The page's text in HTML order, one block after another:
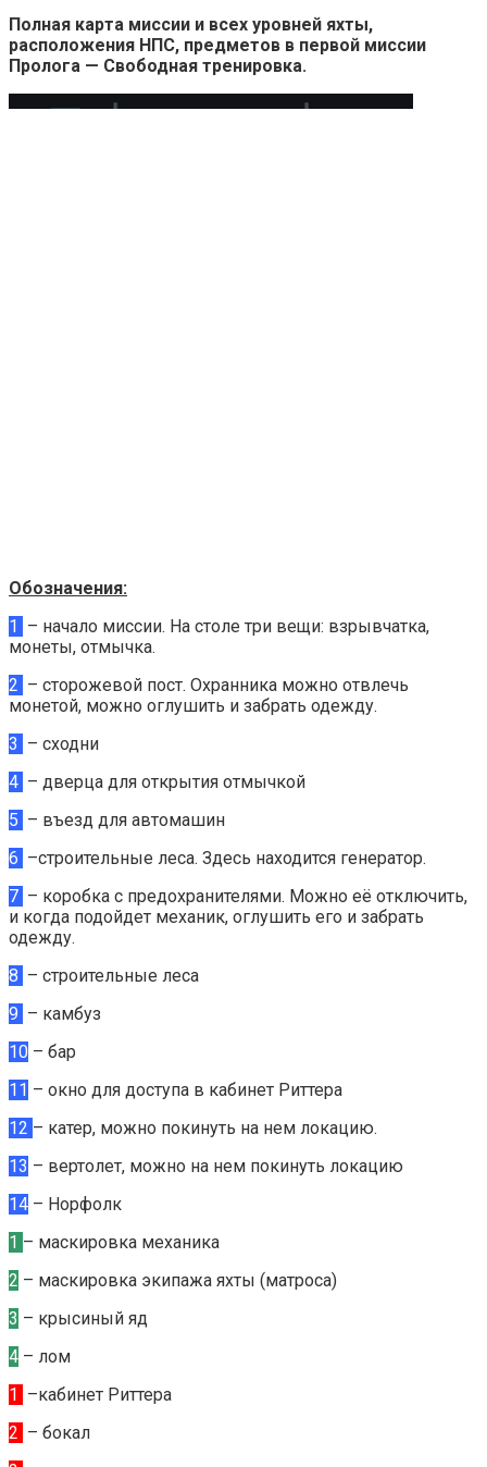
Полная карта миссии и всех уровней яхты,
расположения НПС, предметов в первой миссии
Пролога — Свободная тренировка.
Обозначения:
1 – начало миссии. На столе три вещи: взрывчатка,
монеты, отмычка.
2 – сторожевой пост. Охранника можно отвлечь
монетой, можно оглушить и забрать одежду.
3 – сходни
4 – дверца для открытия отмычкой
5 – въезд для автомашин
6 –строительные леса. Здесь находится генератор.
7 – коробка с предохранителями. Можно её отключить,
и когда подойдет механик, оглушить его и забрать
одежду.
8 – строительные леса
9 – камбуз
10 – бар
11 – окно для доступа в кабинет Риттера
12 – катер, можно покинуть на нем локацию.
13 – вертолет, можно на нем покинуть локацию
14 – Норфолк
1 – маскировка механика
2 – маскировка экипажа яхты (матроса)
3 – крысиный яд
4 – лом
1 –кабинет Риттера
2 – бокал